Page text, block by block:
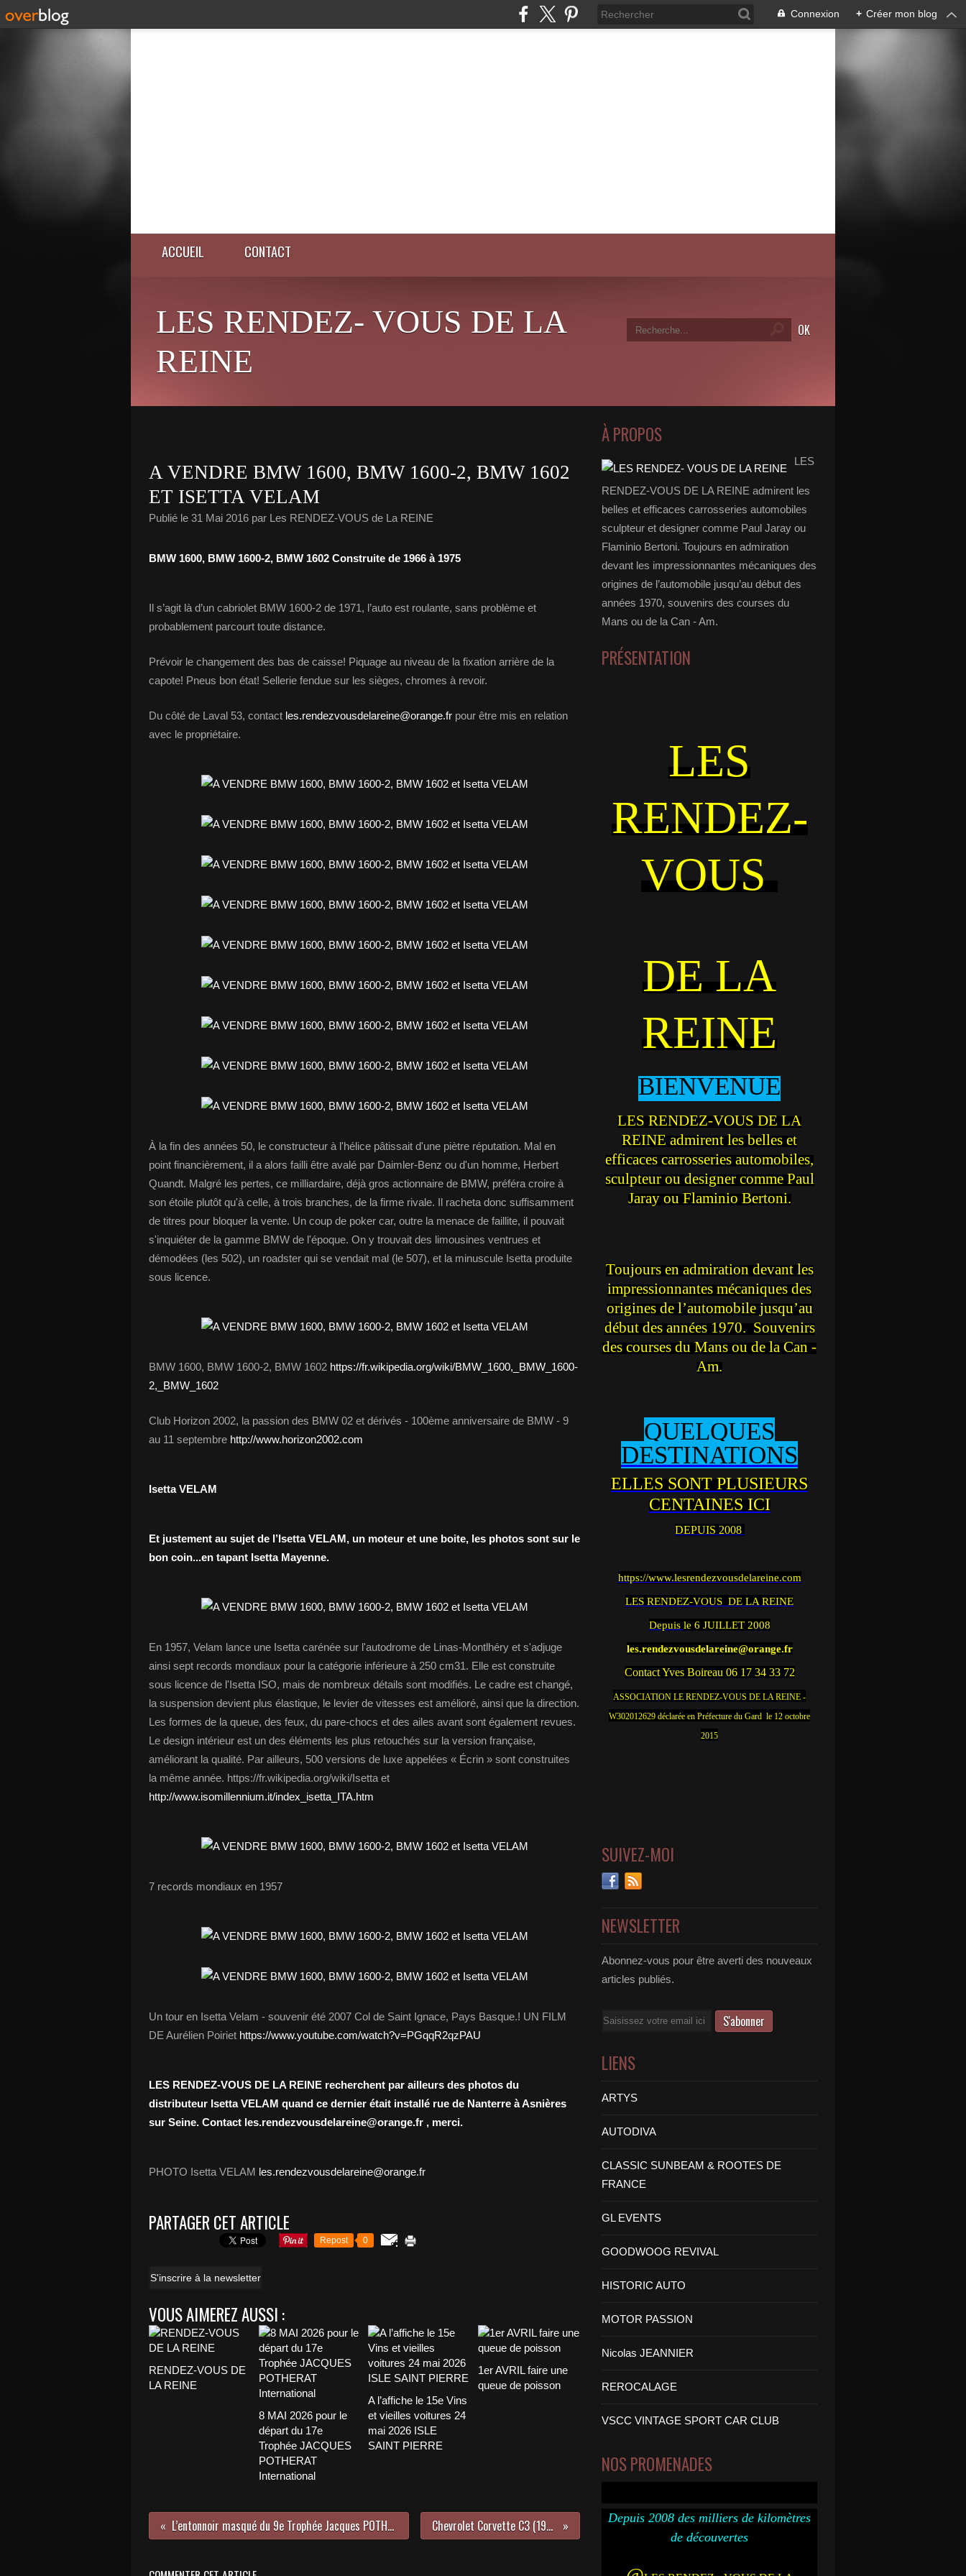
Connexion + Créer mon blog
ACCUEIL CONTACT
LES RENDEZ- VOUS DE LA
REINE
A VENDRE BMW 1600, BMW 1600-2, BMW 1602
ET ISETTA VELAM
Publié le 31 Mai 2016 par Les RENDEZ-VOUS de La REINE
BMW 1600, BMW 1600-2, BMW 1602 Construite de 1966 à 1975
Il s’agit là d’un cabriolet BMW 1600-2 de 1971, l’auto est roulante, sans problème et
probablement parcourt toute distance.
Prévoir le changement des bas de caisse! Piquage au niveau de la fixation arrière de la
capote! Pneus bon état! Sellerie fendue sur les sièges, chromes à revoir.
Du côté de Laval 53, contact les.rendezvousdelareine@orange.fr pour être mis en relation
avec le propriétaire.
À la fin des années 50, le constructeur à l'hélice pâtissait d'une piètre réputation. Mal en
point financièrement, il a alors failli être avalé par Daimler-Benz ou d'un homme, Herbert
Quandt. Malgré les pertes, ce milliardaire, déjà gros actionnaire de BMW, préféra croire à
son étoile plutôt qu'à celle, à trois branches, de la firme rivale. Il racheta donc suffisamment
de titres pour bloquer la vente. Un coup de poker car, outre la menace de faillite, il pouvait
s'inquiéter de la gamme BMW de l'époque. On y trouvait des limousines ventrues et
démodées (les 502), un roadster qui se vendait mal (le 507), et la minuscule Isetta produite
sous licence.
BMW 1600, BMW 1600-2, BMW 1602 https://fr.wikipedia.org/wiki/BMW_1600,_BMW_1600-
2,_BMW_1602
Club Horizon 2002, la passion des BMW 02 et dérivés - 100ème anniversaire de BMW - 9
au 11 septembre http://www.horizon2002.com
Isetta VELAM
Et justement au sujet de l’Isetta VELAM, un moteur et une boite, les photos sont sur le
bon coin...en tapant Isetta Mayenne.
En 1957, Velam lance une Isetta carénée sur l'autodrome de Linas-Montlhéry et s'adjuge
ainsi sept records mondiaux pour la catégorie inférieure à 250 cm31. Elle est construite
sous licence de l'Isetta ISO, mais de nombreux détails sont modifiés. Le cadre est changé,
la suspension devient plus élastique, le levier de vitesses est amélioré, ainsi que la direction.
Les formes de la queue, des feux, du pare-chocs et des ailes avant sont également revues.
Le design intérieur est un des éléments les plus retouchés sur la version française,
améliorant la qualité. Par ailleurs, 500 versions de luxe appelées « Écrin » sont construites
la même année. https://fr.wikipedia.org/wiki/Isetta et
http://www.isomillennium.it/index_isetta_ITA.htm
7 records mondiaux en 1957
Un tour en Isetta Velam - souvenir été 2007 Col de Saint Ignace, Pays Basque.! UN FILM
DE Aurélien Poiriet https://www.youtube.com/watch?v=PGqqR2qzPAU
LES RENDEZ-VOUS DE LA REINE recherchent par ailleurs des photos du
distributeur Isetta VELAM quand ce dernier était installé rue de Nanterre à Asnières
sur Seine. Contact les.rendezvousdelareine@orange.fr , merci.
PHOTO Isetta VELAM les.rendezvousdelareine@orange.fr
PARTAGER CET ARTICLE
Repost 0
S'inscrire à la newsletter
VOUS AIMEREZ AUSSI :
RENDEZ-VOUS DE
LA REINE
8 MAI 2026 pour le
départ du 17e
Trophée JACQUES
POTHERAT
International
A l’affiche le 15e Vins
et vieilles voitures 24
mai 2026 ISLE
SAINT PIERRE
1er AVRIL faire une
queue de poisson
L’entonnoir masqué du 9e Trophée Jacques POTHERAT s’est installé pour 3 jours à Villeneuve-lez-Avignon. Chevrolet Corvette C3 (1968) Auto-Moto du Tour Auto 2016
À PROPOS
LES
RENDEZ-VOUS DE LA REINE admirent les
belles et efficaces carrosseries automobiles
sculpteur et designer comme Paul Jaray ou
Flaminio Bertoni. Toujours en admiration
devant les impressionnantes mécaniques des
origines de l’automobile jusqu’au début des
années 1970, souvenirs des courses du
Mans ou de la Can - Am.
PRÉSENTATION
LES
RENDEZ-
VOUS
DE LA
REINE
BIENVENUE
LES RENDEZ-VOUS DE LA
REINE admirent les belles et
efficaces carrosseries automobiles,
sculpteur ou designer comme Paul
Jaray ou Flaminio Bertoni.
Toujours en admiration devant les
impressionnantes mécaniques des
origines de l’automobile jusqu’au
début des années 1970. Souvenirs
des courses du Mans ou de la Can -
Am.
QUELQUES
DESTINATIONS
ELLES SONT PLUSIEURS
CENTAINES ICI
DEPUIS 2008
https://www.lesrendezvousdelareine.com
LES RENDEZ-VOUS DE LA REINE
Depuis le 6 JUILLET 2008
les.rendezvousdelareine@orange.fr
Contact Yves Boireau 06 17 34 33 72
ASSOCIATION LE RENDEZ-VOUS DE LA REINE -
W302012629 déclarée en Préfecture du Gard le 12 octobre
2015
SUIVEZ-MOI
NEWSLETTER
Abonnez-vous pour être averti des nouveaux
articles publiés.
Email
LIENS
ARTYS
AUTODIVA
CLASSIC SUNBEAM & ROOTES DE
FRANCE
GL EVENTS
GOODWOOG REVIVAL
HISTORIC AUTO
MOTOR PASSION
Nicolas JEANNIER
REROCALAGE
VSCC VINTAGE SPORT CAR CLUB
NOS PROMENADES
Depuis 2008 des milliers de kilomètres
de découvertes